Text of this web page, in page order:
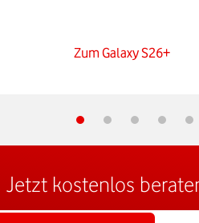
Zum Galaxy S26+
Jetzt kostenlos